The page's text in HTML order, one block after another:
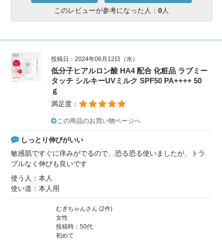
このレビューが参考になった人： 0人
投稿日：2024年06月12日（水）
低分子ヒアルロン酸 HA4 配合 化粧品 ラブミー
タッチ シルキーUVミルク SPF50 PA++++ 50
ｇ
満足度：
この商品のお買い物ページへ
しっとり伸びがいい
敏感肌ですぐに痒みがでるので、恐る恐る使いましたが、トラ
ブルなく伸びも良いです
使う人：本人
使い道：本人用
むぎちゃんさん (2件)
女性
投稿時：50代
初めて